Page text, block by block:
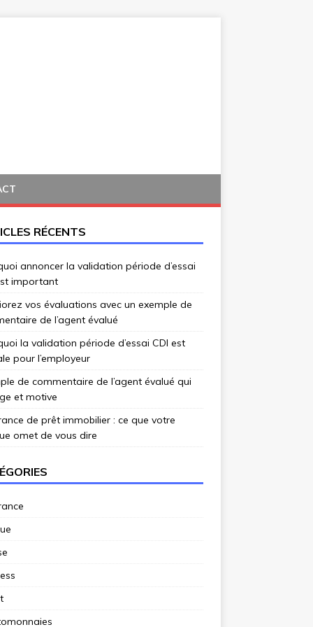
RÉCENTS
annoncer la validation période d’essai
important
vos évaluations avec un exemple de
de l’agent évalué
la validation période d’essai CDI est
pour l’employeur
de commentaire de l’agent évalué qui
et motive
de prêt immobilier : ce que votre
omet de vous dire